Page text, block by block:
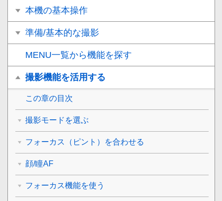
本機の基本操作
準備/基本的な撮影
MENU一覧から機能を探す
撮影機能を活用する
この章の目次
撮影モードを選ぶ
フォーカス（ピント）を合わせる
顔/瞳AF
フォーカス機能を使う